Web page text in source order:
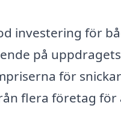
investering för
på
för
flera företag